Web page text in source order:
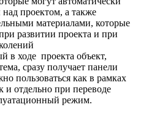
над проектом, а также
материалами, которые
развитии проекта и при
в ходе проекта объект,
сразу получает панели
пользоваться как в рамках
и отдельно при переводе
режим.